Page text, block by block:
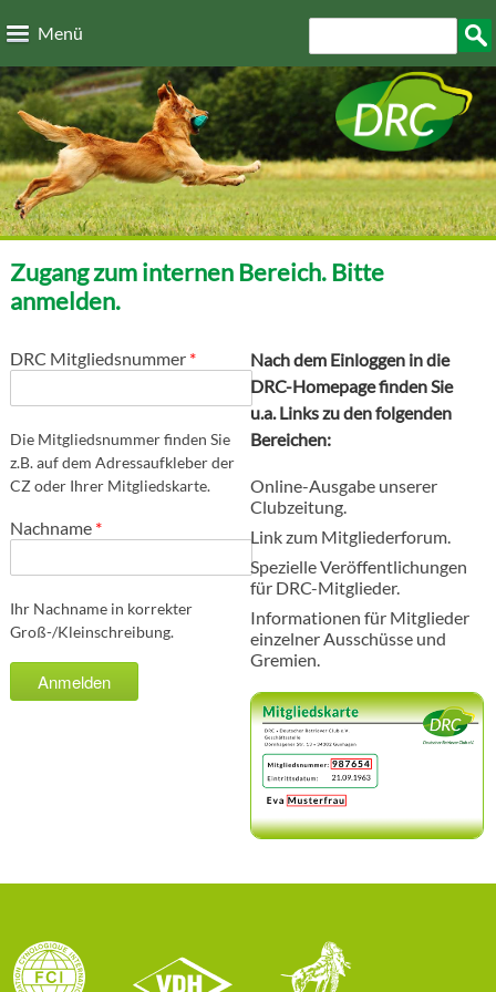
Menü
Zugang zum internen Bereich. Bitte
anmelden.
DRC Mitgliedsnummer *
Die Mitgliedsnummer finden Sie
z.B. auf dem Adressaufkleber der
CZ oder Ihrer Mitgliedskarte.
Nachname *
Ihr Nachname in korrekter
Groß-/Kleinschreibung.
Nach dem Einloggen in die
DRC-Homepage finden Sie
u.a. Links zu den folgenden
Bereichen:
Online-Ausgabe unserer
Clubzeitung.
Link zum Mitgliederforum.
Spezielle Veröffentlichungen
für DRC-Mitglieder.
Informationen für Mitglieder
einzelner Ausschüsse und
Gremien.